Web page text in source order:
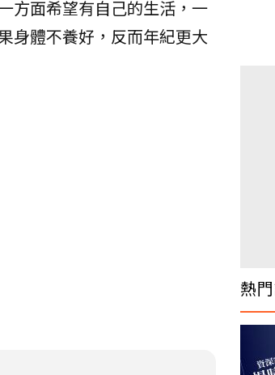
方面希望有自己的生活，一
身體不養好，反而年紀更大
熱